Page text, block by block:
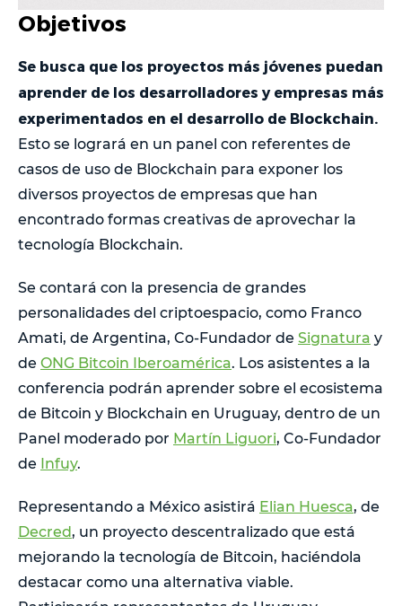
Objetivos
Se busca que los proyectos más jóvenes puedan
aprender de los desarrolladores y empresas más
experimentados en el desarrollo de Blockchain.
Esto se logrará en un panel con referentes de
casos de uso de Blockchain para exponer los
diversos proyectos de empresas que han
encontrado formas creativas de aprovechar la
tecnología Blockchain.
Se contará con la presencia de grandes
personalidades del criptoespacio, como Franco
Amati, de Argentina, Co-Fundador de Signatura y
de ONG Bitcoin Iberoamérica. Los asistentes a la
conferencia podrán aprender sobre el ecosistema
de Bitcoin y Blockchain en Uruguay, dentro de un
Panel moderado por Martín Liguori, Co-Fundador
de Infuy.
Representando a México asistirá Elian Huesca, de
Decred, un proyecto descentralizado que está
mejorando la tecnología de Bitcoin, haciéndola
destacar como una alternativa viable.